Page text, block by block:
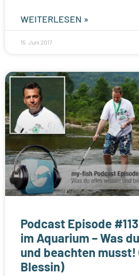
WEITERLESEN »
15. Juni 2017
Podcast Episode
im Aquarium – Was
und beachten musst!
Blessin)